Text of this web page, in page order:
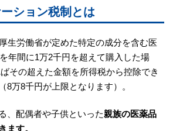
ション税制とは
生労働省が定めた特定の成分を含む医
年間に1万2千円を超えて購入した場
その超えた金額を所得税から控除でき
8万8千円が上限となります）。
、配偶者や子供といった親族の医薬品
ます。